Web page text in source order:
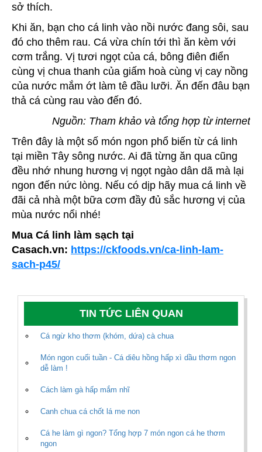
TIN TỨC LIÊN QUAN
Cá ngừ kho thơm (khóm, dứa) cà chua
Món ngon cuối tuần - Cá diêu hồng hấp xì dầu thơm ngon
dễ làm !
Cách làm gà hấp mắm nhĩ
Canh chua cá chốt lá me non
Cá he làm gì ngon? Tổng hợp 7 món ngon cá he thơm
ngon
sở thích.
Khi ăn, bạn cho cá linh vào nồi nước đang sôi, sau
đó cho thêm rau. Cá vừa chín tới thì ăn kèm với
cơm trắng. Vị tươi ngọt của cá, bông điên điển
cùng vị chua thanh của giấm hoà cùng vị cay nồng
của nước mắm ớt làm tê đầu lưỡi. Ăn đến đâu bạn
thả cá cùng rau vào đến đó.
Nguồn: Tham khảo và tổng hợp từ internet
Trên đây là một số món ngon phổ biến từ cá linh
tại miền Tây sông nước. Ai đã từng ăn qua cũng
đều nhớ nhung hương vị ngọt ngào dân dã mà lại
ngon đến nức lòng. Nếu có dịp hãy mua cá linh về
đãi cả nhà một bữa cơm đầy đủ sắc hương vị của
mùa nước nổi nhé!
Mua Cá linh làm sạch tại
Casach.vn: https://ckfoods.vn/ca-linh-lam-
sach-p45/